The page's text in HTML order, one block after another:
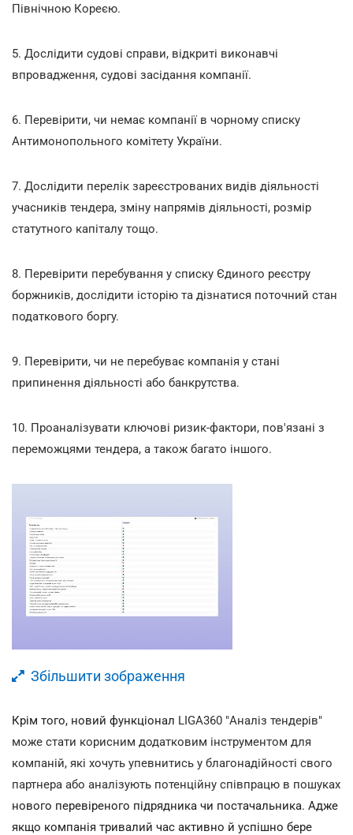
Північною Кореєю.
5. Дослідити судові справи, відкриті виконавчі
впровадження, судові засідання компанії.
6. Перевірити, чи немає компанії в чорному списку
Антимонопольного комітету України.
7. Дослідити перелік зареєстрованих видів діяльності
учасників тендера, зміну напрямів діяльності, розмір
статутного капіталу тощо.
8. Перевірити перебування у списку Єдиного реєстру
боржників, дослідити історію та дізнатися поточний стан
податкового боргу.
9. Перевірити, чи не перебуває компанія у стані
припинення діяльності або банкрутства.
10. Проаналізувати ключові ризик-фактори, пов'язані з
переможцями тендера, а також багато іншого.
Збільшити зображення
Крім того, новий функціонал LIGA360 "Аналіз тендерів"
може стати корисним додатковим інструментом для
компаній, які хочуть упевнитись у благонадійності свого
партнера або аналізують потенційну співпрацю в пошуках
нового перевіреного підрядника чи постачальника. Адже
якщо компанія тривалий час активно й успішно бере